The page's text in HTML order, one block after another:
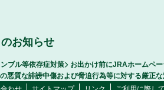
お知らせ
ブル等依存症対策
お出かけ前にJRAホームペ
悪質な誹謗中傷および脅迫行為等に対する厳正